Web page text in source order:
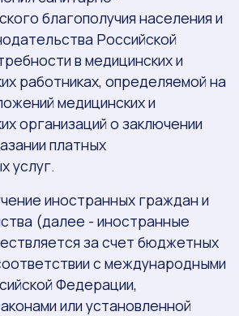
благополучия населения и
Российской
в медицинских и
работниках, определяемой на
медицинских и
организаций о заключении
платных
услуг.
иностранных граждан и
(далее - иностранные
за счет бюджетных
с международными
Федерации,
или установленной